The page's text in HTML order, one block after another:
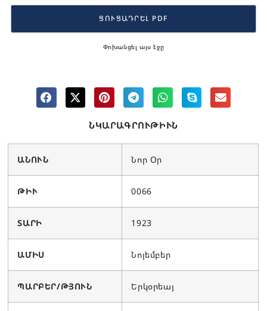
ՆԿԱՐԱԳՐՈՒԹԻՒՆ
ԱՆՈՒՆ Նոր Օր
ԹԻՒ 0066
ՏԱՐԻ 1923
ԱՄԻՍ Նոյեմբեր
ՊԱՐԲԵՐ/ԹՅՈՒՆ Երկօրեայ
Փոխանցել այս էջը
ՑՈՒՑԱԴՐԵԼ PDF